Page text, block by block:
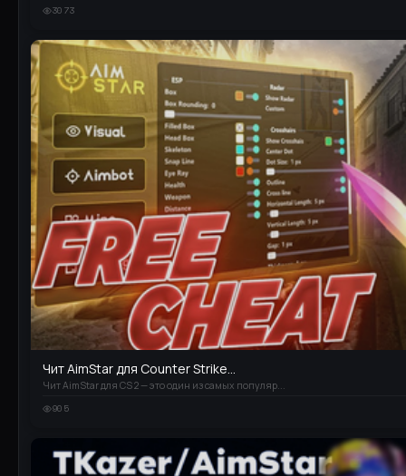
3073
Чит AimStar для Counter Strike...
Чит AimStar для CS 2 — это один из самых популяр...
905